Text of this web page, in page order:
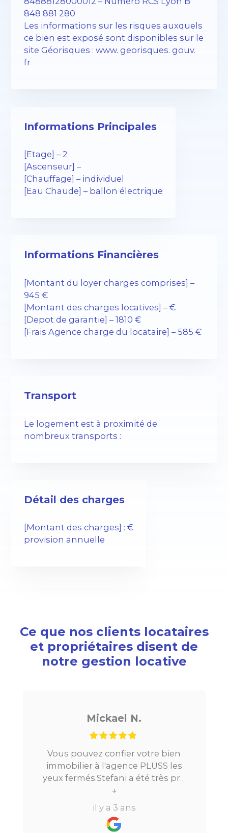
848 881 280
Les informations sur les risques auxquels
ce bien est exposé sont disponibles sur le
site Géorisques : www. georisques. gouv.
fr
Informations Principales
[Etage] – 2
[Ascenseur] –
[Chauffage] – individuel
[Eau Chaude] – ballon électrique
Informations Financières
[Montant du loyer charges comprises] –
945 €
[Montant des charges locatives] – €
[Depot de garantie] – 1810 €
[Frais Agence charge du locataire] – 585 €
Transport
Le logement est à proximité de
nombreux transports :
Détail des charges
[Montant des charges] : €
provision annuelle
Ce que nos clients locataires
et propriétaires disent de
notre gestion locative
Mickael N.
Vous pouvez confier votre bien
immobilier à l'agence PLUSS les
yeux fermés.Stefani a été très pro
tout au long du processus.Très
réactive, elle a su répondre à
toutes mes questions en moins de
24h par email ou par
↓
il y a 3 ans